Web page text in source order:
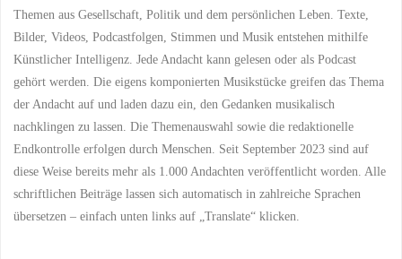
Themen aus Gesellschaft, Politik und dem persönlichen Leben. Texte,
Bilder, Videos, Podcastfolgen, Stimmen und Musik entstehen mithilfe
Künstlicher Intelligenz. Jede Andacht kann gelesen oder als Podcast
gehört werden. Die eigens komponierten Musikstücke greifen das Thema
der Andacht auf und laden dazu ein, den Gedanken musikalisch
nachklingen zu lassen. Die Themenauswahl sowie die redaktionelle
Endkontrolle erfolgen durch Menschen. Seit September 2023 sind auf
diese Weise bereits mehr als 1.000 Andachten veröffentlicht worden. Alle
schriftlichen Beiträge lassen sich automatisch in zahlreiche Sprachen
übersetzen – einfach unten links auf „Translate“ klicken.